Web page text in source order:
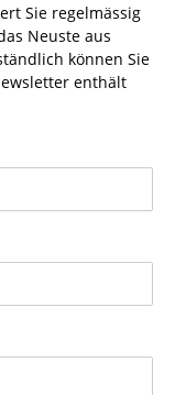
Sie regelmässig
Neuste aus
können Sie
enthält